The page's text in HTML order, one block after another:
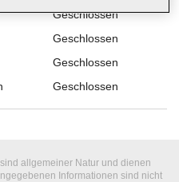
Geschlossen
Geschlossen
Geschlossen
Geschlossen
allgemeiner Natur und dienen
Informationen sind nicht